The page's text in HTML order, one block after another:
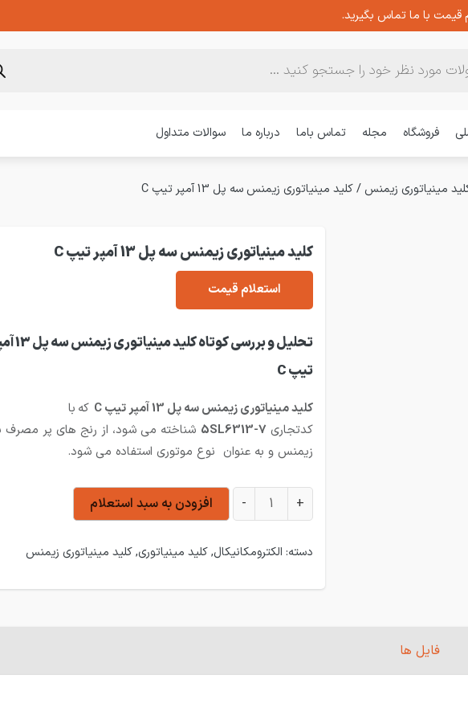
قیمت با ما تماس بگیرید.
فروشگاه مجله تماس باما درباره ما سوالات متداول
مینیاتوری زیمنس /کلید مینیاتوری زیمنس سه پل 13 آمپر تیپ C
کلید مینیاتوری زیمنس سه پل 13 آمپر تیپ C
استعلام قیمت
تحلیل و بررسی کوتاه کلید
تیپ C
کلید مینیاتوری زیمنس سه پل 13 آمپر تیپ C که با
کدتجاری 5SL6313-7 شناخته می شود، از رنج های پر مصرف
زیمنس و به عنوان نوع موتوری استفاده می شود.
کلید مینیاتوری زیمنس سه پل 13 آمپر تیپ C عدد
+
- افزودن به سبد استعلام
دسته: الکترومکانیکال,کلید مینیاتوری,کلید مینیاتوری زیمنس
فایل ها